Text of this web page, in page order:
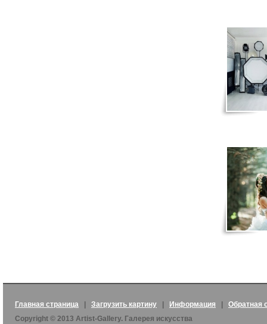
Главная страница Загрузить картину Информация
Обратная
Copyright © 2013 Artist-Gallery. Галерея искусства